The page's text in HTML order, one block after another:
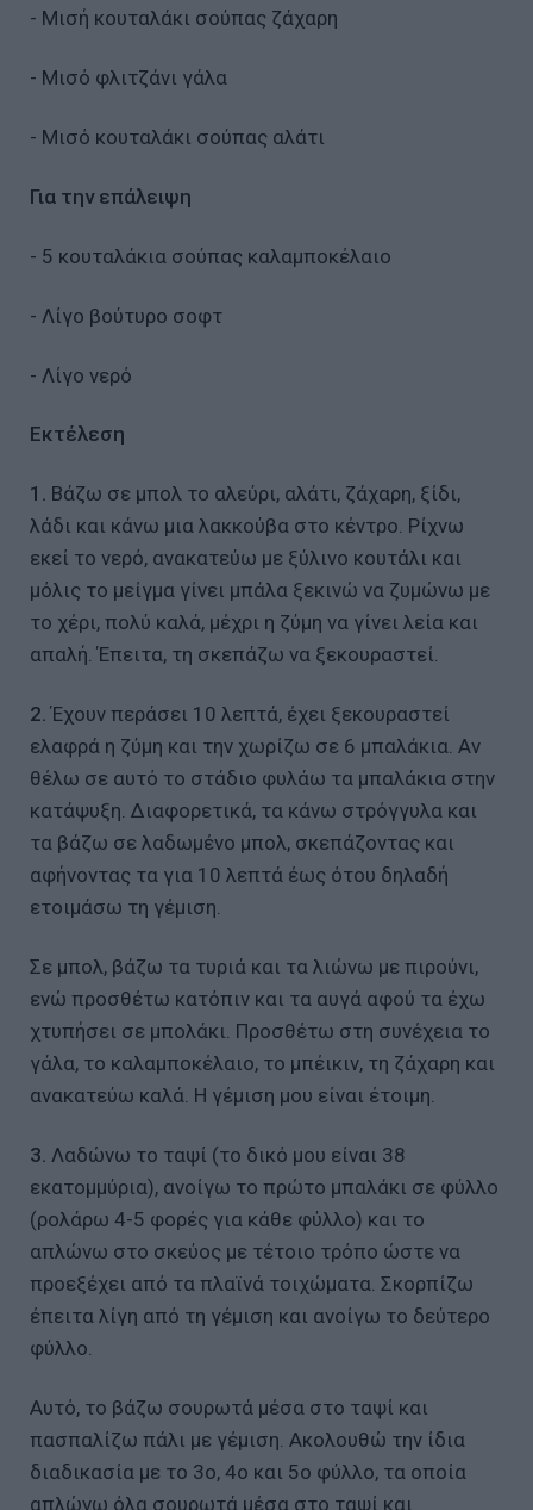
- Μισή κουταλάκι σούπας ζάχαρη
- Μισό φλιτζάνι γάλα
- Μισό κουταλάκι σούπας αλάτι
Για την επάλειψη
- 5 κουταλάκια σούπας καλαμποκέλαιο
- Λίγο βούτυρο σοφτ
- Λίγο νερό
Εκτέλεση
1. Βάζω σε μπολ το αλεύρι, αλάτι, ζάχαρη, ξίδι,
λάδι και κάνω μια λακκούβα στο κέντρο. Ρίχνω
εκεί το νερό, ανακατεύω με ξύλινο κουτάλι και
μόλις το μείγμα γίνει μπάλα ξεκινώ να ζυμώνω με
το χέρι, πολύ καλά, μέχρι η ζύμη να γίνει λεία και
απαλή. Έπειτα, τη σκεπάζω να ξεκουραστεί.
2.Έχουν περάσει 10 λεπτά, έχει ξεκουραστεί
ελαφρά η ζύμη και την χωρίζω σε 6 μπαλάκια. Αν
θέλω σε αυτό το στάδιο φυλάω τα μπαλάκια στην
κατάψυξη. Διαφορετικά, τα κάνω στρόγγυλα και
τα βάζω σε λαδωμένο μπολ, σκεπάζοντας και
αφήνοντας τα για 10 λεπτά έως ότου δηλαδή
ετοιμάσω τη γέμιση.
Σε μπολ, βάζω τα τυριά και τα λιώνω με πιρούνι,
ενώ προσθέτω κατόπιν και τα αυγά αφού τα έχω
χτυπήσει σε μπολάκι. Προσθέτω στη συνέχεια το
γάλα, το καλαμποκέλαιο, το μπέικιν, τη ζάχαρη και
ανακατεύω καλά. Η γέμιση μου είναι έτοιμη.
3. Λαδώνω το ταψί (το δικό μου είναι 38
εκατομμύρια), ανοίγω το πρώτο μπαλάκι σε φύλλο
(ρολάρω 4-5 φορές για κάθε φύλλο) και το
απλώνω στο σκεύος με τέτοιο τρόπο ώστε να
προεξέχει από τα πλαϊνά τοιχώματα. Σκορπίζω
έπειτα λίγη από τη γέμιση και ανοίγω το δεύτερο
φύλλο.
Αυτό, το βάζω σουρωτά μέσα στο ταψί και
πασπαλίζω πάλι με γέμιση. Ακολουθώ την ίδια
διαδικασία με το 3ο, 4ο και 5ο φύλλο, τα οποία
απλώνω όλα σουρωτά μέσα στο ταψί και